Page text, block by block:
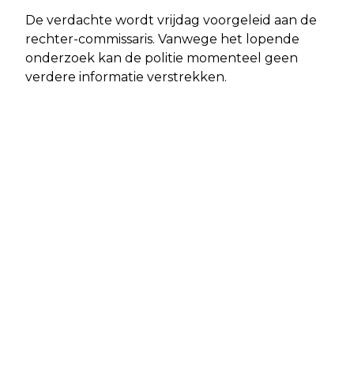
De verdachte wordt vrijdag voorgeleid aan de
rechter-commissaris. Vanwege het lopende
onderzoek kan de politie momenteel geen
verdere informatie verstrekken.